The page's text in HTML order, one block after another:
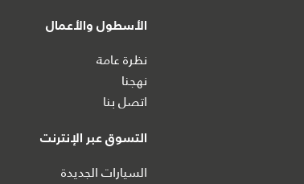
الأسطول والأعمال
نظرة عامة
نهجنا
اتصل بنا
التسوق عبر الإنترنت
السيارات الجديدة